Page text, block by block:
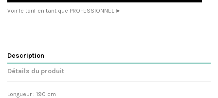
Voir le tarif en tant que PROFESSIONNEL ►
Description
Détails du produit
Longueur : 190 cm